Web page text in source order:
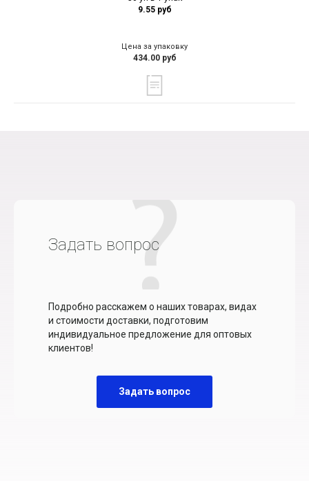
9.55 руб
Цена за упаковку
434.00 руб
Задать вопрос
Подробно расскажем о наших товарах, видах
и стоимости доставки, подготовим
индивидуальное предложение для оптовых
клиентов!
Задать вопрос